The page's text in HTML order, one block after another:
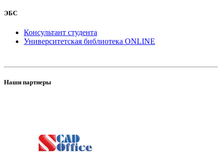
ЭБС
Консультант студента
Университетская библиотека ONLINE
Наши партнеры